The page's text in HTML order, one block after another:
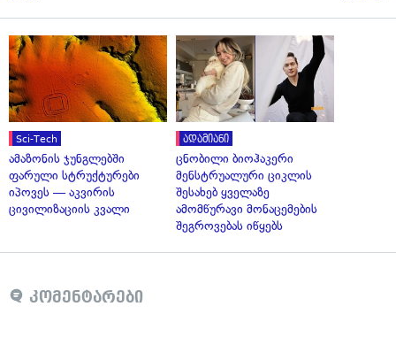
Sci-Tech
ამაზონის ჯუნგლებში
ფარული სტრუქტურები
იპოვეს — აკვირის
ცივილიზაციის კვალი
ადამიანი
ცნობილი ბიოჰაკერი
მენსტრუალური ციკლის
შესახებ ყველაზე
ამომწურავი მონაცემების
შეგროვებას იწყებს
კომენტარები